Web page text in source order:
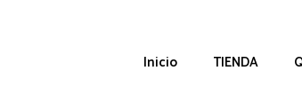
Inicio TIENDA